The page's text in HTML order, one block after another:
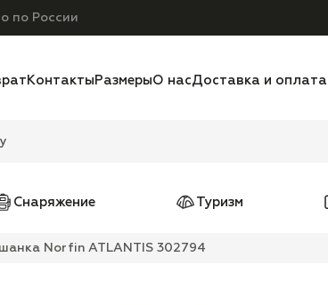
по России
Контакты РазмерыО насДоставка и оплата
Снаряжение Туризм
Norfin ATLANTIS 302794